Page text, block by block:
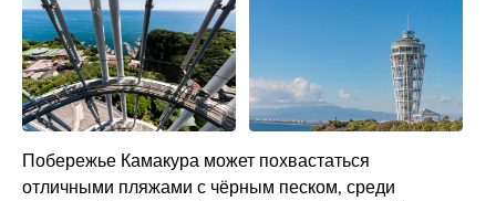
Побережье Камакура может похвастаться
отличными пляжами с чёрным песком, среди